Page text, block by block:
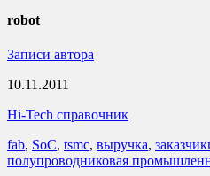
robot
Записи автора
10.11.2011
Hi-Tech справочник
fab, SoC, tsmc, выручка,
полупроводниковая